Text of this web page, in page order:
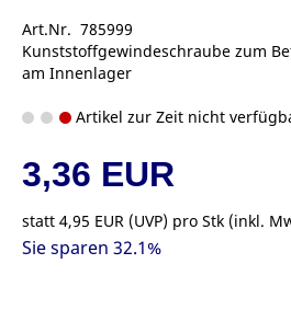
Art.Nr. 785999
Kunststoffgewindeschraube zum
am Innenlager
Artikel zur Zeit nicht
3,36 EUR
statt 4,95 EUR (UVP) pro Stk (inkl.
Sie sparen 32.1%